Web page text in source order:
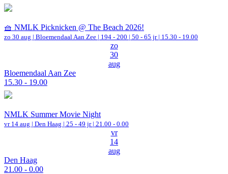
🧺 NMLK Picknicken @ The Beach 2026!
zo 30 aug | Bloemendaal Aan Zee | 194 - 200 | 50 - 65 jr | 15.30 - 19.00
zo
30
aug
Bloemendaal Aan Zee
15.30 - 19.00
NMLK Summer Movie Night
vr 14 aug | Den Haag | 25 - 49 jr | 21.00 - 0.00
vr
14
aug
Den Haag
21.00 - 0.00